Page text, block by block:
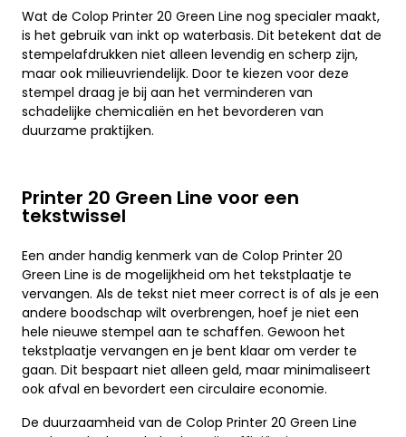
Wat de Colop Printer 20 Green Line nog specialer maakt,
is het gebruik van inkt op waterbasis. Dit betekent dat de
stempelafdrukken niet alleen levendig en scherp zijn,
maar ook milieuvriendelijk. Door te kiezen voor deze
stempel draag je bij aan het verminderen van
schadelijke chemicaliën en het bevorderen van
duurzame praktijken.
Printer 20 Green Line voor een
tekstwissel
Een ander handig kenmerk van de Colop Printer 20
Green Line is de mogelijkheid om het tekstplaatje te
vervangen. Als de tekst niet meer correct is of als je een
andere boodschap wilt overbrengen, hoef je niet een
hele nieuwe stempel aan te schaffen. Gewoon het
tekstplaatje vervangen en je bent klaar om verder te
gaan. Dit bespaart niet alleen geld, maar minimaliseert
ook afval en bevordert een circulaire economie.
De duurzaamheid van de Colop Printer 20 Green Line